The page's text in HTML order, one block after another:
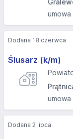
Ślusarz (k/m)
Dodana 18 czerwca
Dodana 2 lipca